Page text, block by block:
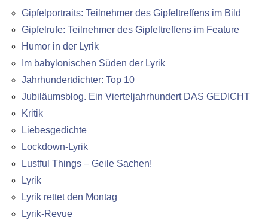
Gipfelportraits: Teilnehmer des Gipfeltreffens im Bild
Gipfelrufe: Teilnehmer des Gipfeltreffens im Feature
Humor in der Lyrik
Im babylonischen Süden der Lyrik
Jahrhundertdichter: Top 10
Jubiläumsblog. Ein Vierteljahrhundert DAS GEDICHT
Kritik
Liebesgedichte
Lockdown-Lyrik
Lustful Things – Geile Sachen!
Lyrik
Lyrik rettet den Montag
Lyrik-Revue